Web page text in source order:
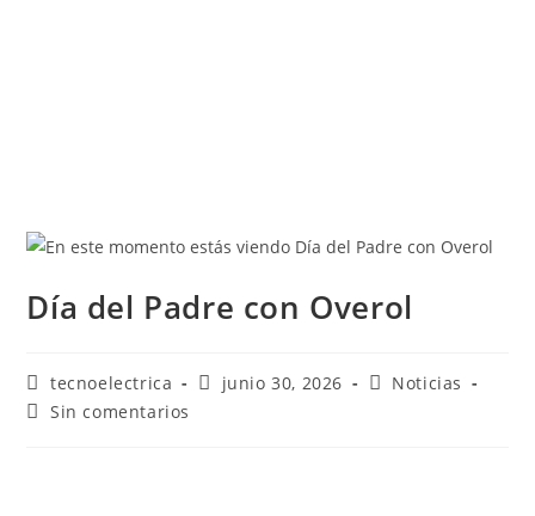
Día del Padre con Overol
tecnoelectrica junio 30, 2026
Noticias
Sin comentarios